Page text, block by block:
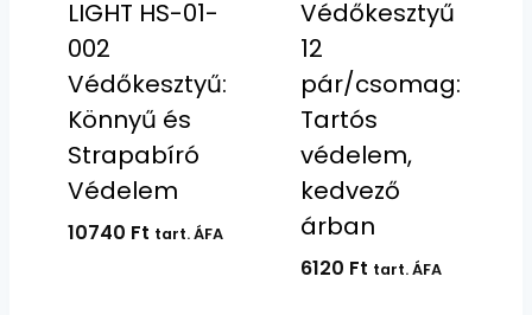
LIGHT HS-01-
002
Védőkesztyű:
Könnyű és
Strapabíró
Védelem
10740 Ft tart. ÁFA
Védőkesztyű
12
pár/csomag:
Tartós
védelem,
kedvező
árban
6120 Ft tart. ÁFA